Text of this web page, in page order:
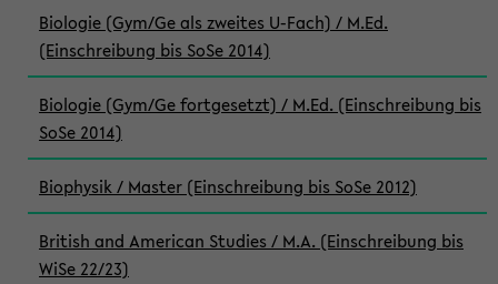
Biologie (Gym/Ge als zweites U-Fach) / M.Ed.
(Einschreibung bis SoSe 2014)
Biologie (Gym/Ge fortgesetzt) / M.Ed. (Einschreibung bis
SoSe 2014)
Biophysik / Master (Einschreibung bis SoSe 2012)
British and American Studies / M.A. (Einschreibung bis
WiSe 22/23)